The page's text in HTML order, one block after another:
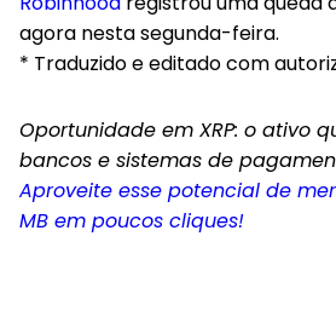
agora nesta segunda-feira.
* Traduzido e editado com
Oportunidade em XRP: o ativo
bancos e sistemas de
Aproveite esse potencial de
MB em poucos cliques!